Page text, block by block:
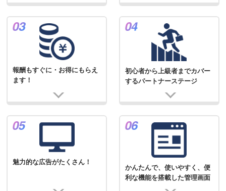
報酬もすぐに・お得にもらえ
ます！
初心者から上級者までカバー
するパートナーステージ
魅力的な広告がたくさん！
かんたんで、使いやすく、便
利な機能を搭載した管理画面